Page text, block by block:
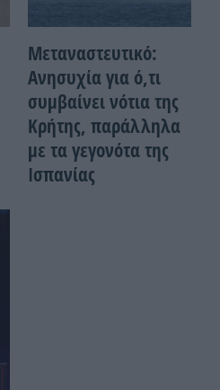
Μεταναστευτικό:
Ανησυχία για ό,τι
συμβαίνει νότια της
Κρήτης, παράλληλα
με τα γεγονότα της
Ισπανίας